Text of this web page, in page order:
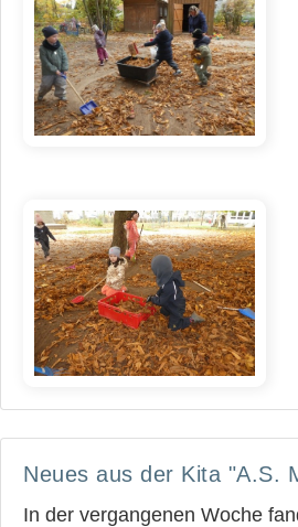
Neues aus der Kita "A.S.
In der vergangenen Woche